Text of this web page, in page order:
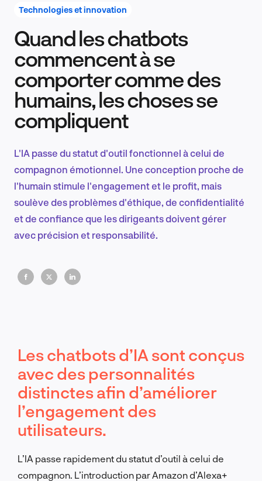
Recherche et conception produit
Tendances sectorielles
FR
Technologies et innovation
Quand les chatbots
commencent à se
comporter comme des
humains, les choses se
compliquent
L'IA passe du statut d'outil fonctionnel à celui de
compagnon émotionnel. Une conception proche de
l'humain stimule l'engagement et le profit, mais
soulève des problèmes d'éthique, de confidentialité
et de confiance que les dirigeants doivent gérer
avec précision et responsabilité.
Les chatbots d’IA sont conçus
avec des personnalités
distinctes afin d’améliorer
l’engagement des
utilisateurs.
L’IA passe rapidement du statut d’outil à celui de
compagnon. L’introduction par Amazon d’Alexa+